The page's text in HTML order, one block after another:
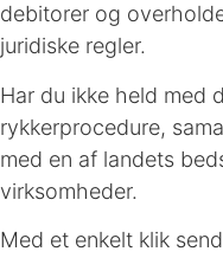
debitorer og
juridiske regler.
Har du ikke held med
rykkerprocedure,
med en af landets
virksomheder.
Med et enkelt klik